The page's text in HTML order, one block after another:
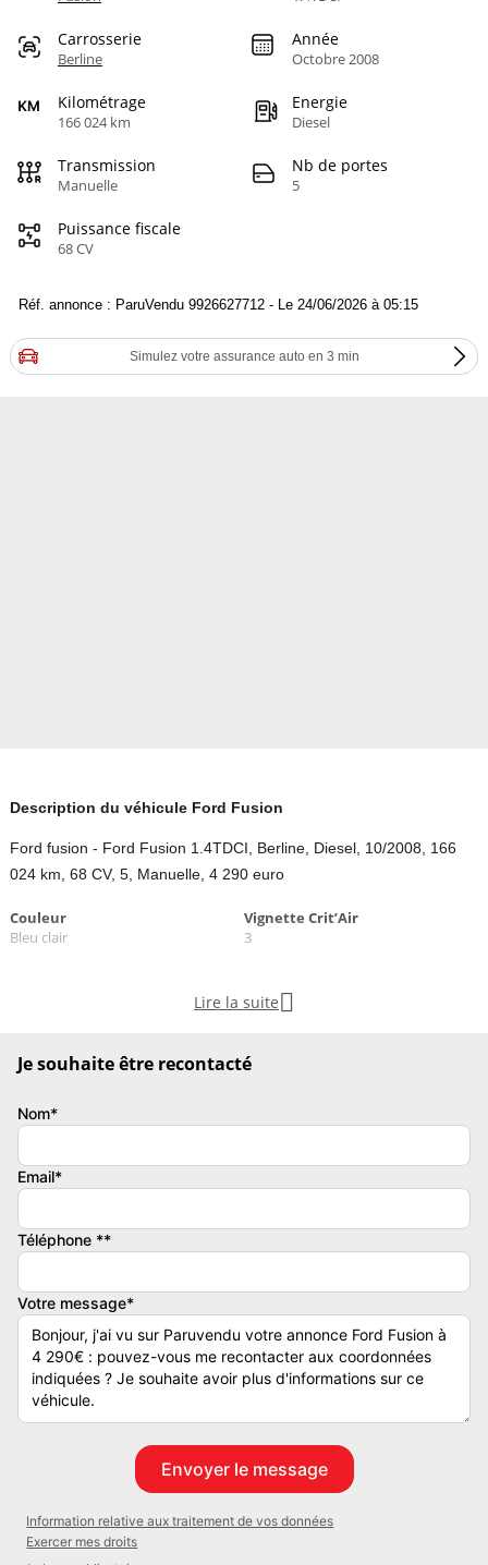
Carrosserie
Berline
Année
Octobre 2008
Kilométrage
166 024 km
Energie
Diesel
Transmission
Manuelle
Nb de portes
5
Puissance fiscale
68 CV
Réf. annonce : ParuVendu 9926627712 - Le 24/06/2026 à 05:15
Simulez votre assurance auto en 3 min
Description du véhicule Ford Fusion
Ford fusion - Ford Fusion 1.4TDCI, Berline, Diesel, 10/2008, 166
024 km, 68 CV, 5, Manuelle, 4 290 euro
Couleur
Bleu clair
Vignette Crit’Air
3
Lire la suite 
Je souhaite être recontacté
Nom*
Email*
Téléphone **
Votre message*
Information relative aux traitement de vos données
Exercer mes droits